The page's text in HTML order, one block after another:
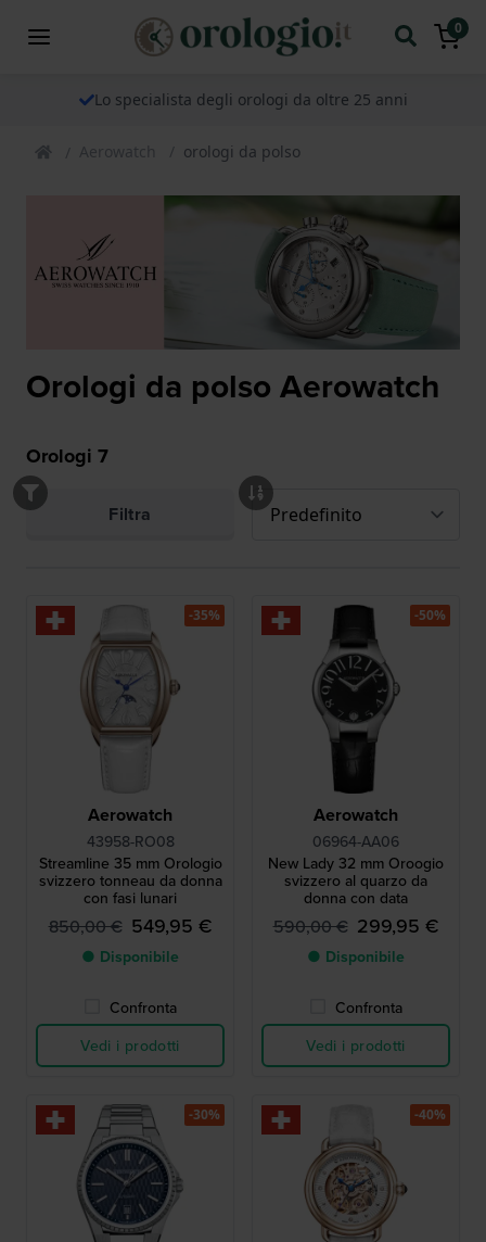
0
Lo specialista degli orologi da oltre 25 anni
Aerowatch orologi da polso
Orologi da polso Aerowatch
Orologi 7
Filtra
Aerowatch
43958-RO08
Streamline 35 mm Orologio
svizzero tonneau da donna
con fasi lunari
850,00 € 549,95 €
● Disponibile
Confronta
Vedi i prodotti
-35%
Aerowatch
06964-AA06
New Lady 32 mm Oroogio
svizzero al quarzo da
donna con data
590,00 € 299,95 €
● Disponibile
Confronta
Vedi i prodotti
-50%
-30% -40%